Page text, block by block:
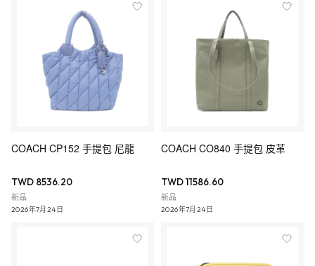
COACH CP152 手提包 尼龍
TWD 8536.20
新品
2026年7月24日
COACH CO840 手提包 皮革
TWD 11586.60
新品
2026年7月24日